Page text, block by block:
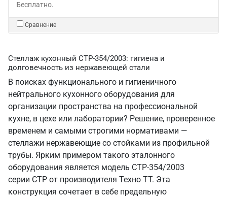
Бесплатно.
Сравнение
Стеллаж кухонный СТР-354/2003: гигиена и
долговечность из нержавеющей стали
В поисках функционального и гигиеничного
нейтрального кухонного оборудования для
организации пространства на профессиональной
кухне, в цехе или лаборатории? Решение, проверенное
временем и самыми строгими нормативами —
стеллажи нержавеющие со стойками из профильной
трубы. Ярким примером такого эталонного
оборудования является модель СТР-354/2003
серии СТР от производителя Техно ТТ. Эта
конструкция сочетает в себе предельную